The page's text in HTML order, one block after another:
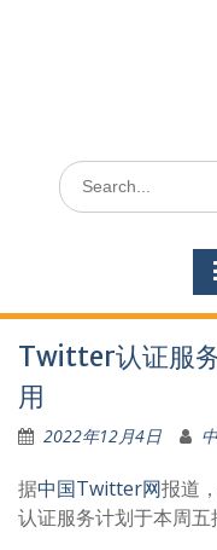
Search
for:
Twitter认证服
用
2022年12月4日
据中国Twitter网报道
认证服务计划于本周五